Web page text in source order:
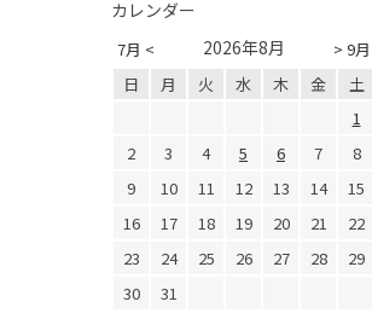
カレンダー
7月 < > 9月
2026年8月
日 月 火 水 木 金
土
1
2
3 4 5 6 7
8
9
10 11 12 13 14
15
16
17 18 19 20 21
22
23
24 25 26 27 28
29
30
31